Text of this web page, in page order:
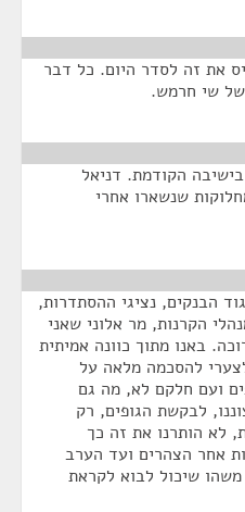
נכניס את זה לסדר היום. כל דבר
של שי חרמש.
הקודמת. דניאל
שנשארו אחרי
הבנקים, נציגי ההסתדרות,
הקרנות, מר אלוני שאני
באנו מתוך כוונה אמיתית
להסכמה מלאה על
ועם חלקם לא, מה גם
לבקשת הגופים, רק
לא הותרנו את זה כך
אחר הצהרים ועד הערב
משהו שיכול לבוא לקראת